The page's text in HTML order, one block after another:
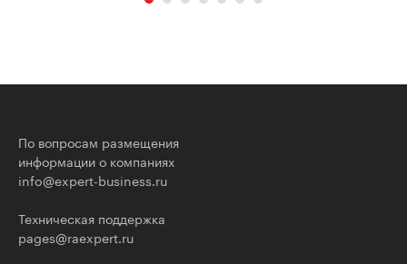
По вопросам размещения
информации о компаниях
info@expert-business.ru
Техническая поддержка
pages@raexpert.ru